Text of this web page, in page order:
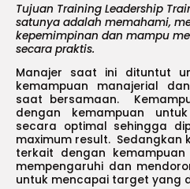
Tujuan Training Leadership
satunya adalah memahami,
kepemimpinan dan mampu
secara praktis.
Manajer saat ini dituntut
kemampuan manajerial
saat bersamaan.
dengan kemampuan
secara optimal sehingga
maximum result. Sedangkan
terkait dengan kemampuan
mempengaruhi dan
untuk mencapai target yang